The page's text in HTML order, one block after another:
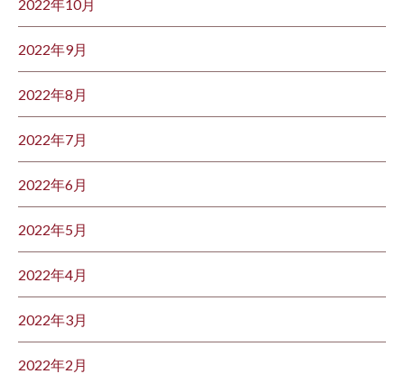
2022年10月
2022年9月
2022年8月
2022年7月
2022年6月
2022年5月
2022年4月
2022年3月
2022年2月